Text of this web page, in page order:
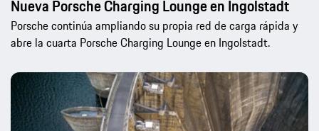
Nueva Porsche Charging Lounge en Ingolstadt
Porsche continúa ampliando su propia red de carga rápida y
abre la cuarta Porsche Charging Lounge en Ingolstadt.